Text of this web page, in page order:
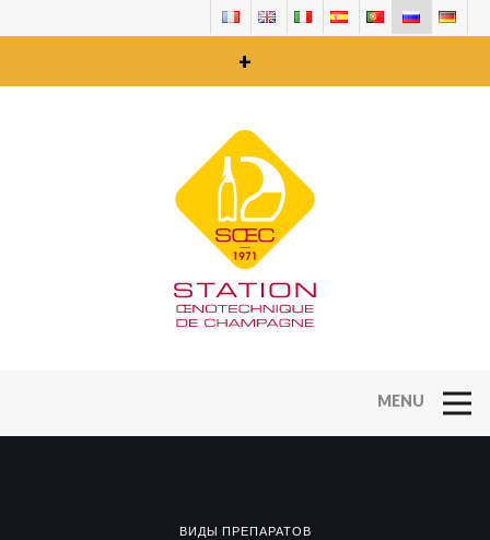
+
ВИДЫ ПРЕПАРАТОВ